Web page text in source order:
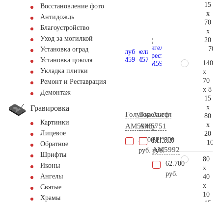
Восстановление фото
Антидождь
Благоустройство
Уход за могилкой
Установка оград
Установка цоколя
Укладка плитки
Ремонт и Реставрация
Демонтаж
Гравировка
Картинки
Лицевое
Обратное
Шрифты
Иконы
Ангелы
Святые
Храмы
Голубка
AM5943
3.600
руб.
Барельеф
AM5751
611.800
руб.
Ангел
у
креста
AM5992
62.700
руб.
15
x
70
x
20
140
x
70
x 8
15
x
80
x
20
80
x
40
x
10